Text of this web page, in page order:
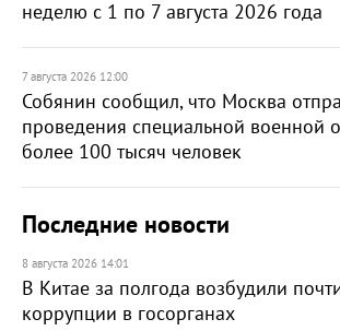
неделю с 1 по 7 августа 2026 года
7 августа 2026 12:00
Собянин сообщил, что Москва
проведения специальной военной
более 100 тысяч человек
Последние новости
8 августа 2026 14:01
В Китае за полгода возбудили
коррупции в госорганах